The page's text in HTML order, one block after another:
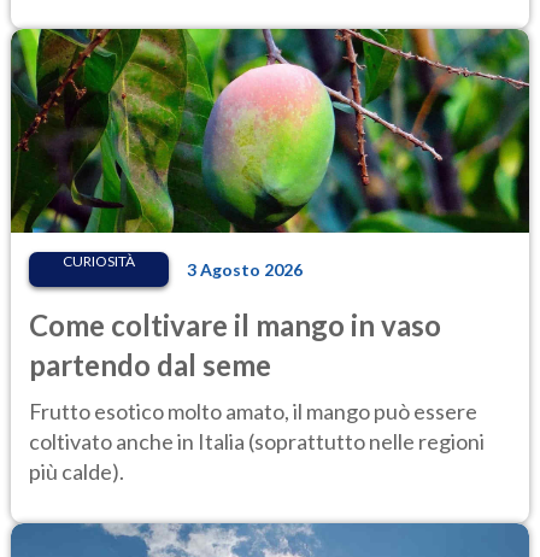
CURIOSITÀ 3 Agosto 2026
Come coltivare il mango in vaso
partendo dal seme
Frutto esotico molto amato, il mango può essere
coltivato anche in Italia (soprattutto nelle regioni
più calde).